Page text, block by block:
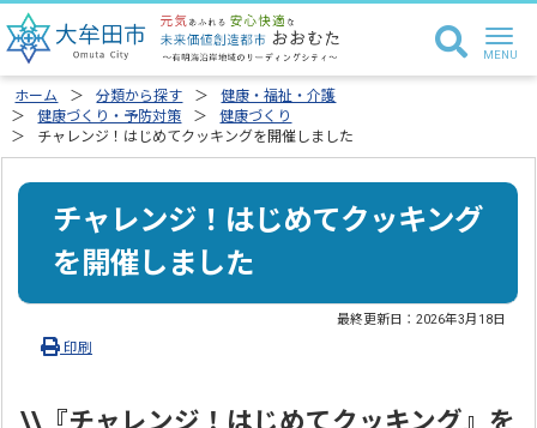
ホーム 分類から探す
健康・福祉・介護
健康づくり・予防対策
健康づくり
チャレンジ！はじめてクッキングを開催しました
チャレンジ！はじめてクッキング
を開催しました
最終更新日：2026年3月18日
印刷
\\『チャレンジ！はじめてクッキング』を